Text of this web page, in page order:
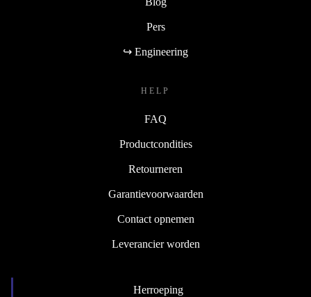
Pers
↪ Engineering
HELP
FAQ
Productcondities
Retourneren
Garantievoorwaarden
Contact opnemen
Leverancier worden
Herroeping